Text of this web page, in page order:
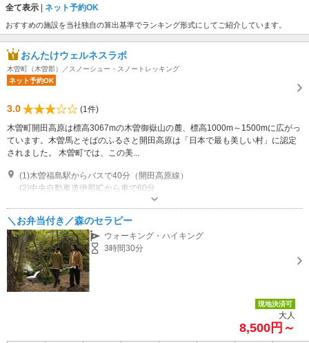
全て表示 ネット予約OK
おすすめの施設を当社独自の算出基準でランキング形式にしてご紹介しています。
おんたけウェルネスラボ
木曽町（木曽郡）／スノーシュー・スノートレッキング
ネット予約OK
3.0
(1件)
木曽町開田高原は標高3067mの木曽御嶽山の麓、標高1000m～1500mに広がっ
ています。木曽馬とそばのふるさと開田高原は「日本で最も美しい村」に認定
されました。 木曽町では、この美...
(1)木曽福島駅からバスで40分（開田高原線）
(2)中央自動車道伊那ICから車で60分
営業時間：9:00～17:00 受付時間：9:00～16:00 定休日：火曜日・年末年始
専用駐車場あり（無料）6台 その他にも無料駐車場があります
＼お弁当付き／森のセラピー
ウォーキング・ハイキング
3時間30分
現地決済可
大人
8,500円～